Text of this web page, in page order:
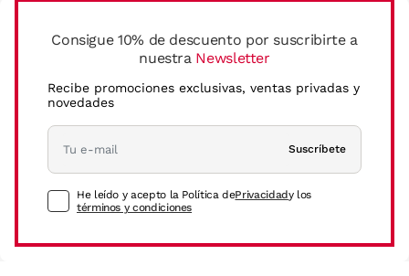
Consigue 10% de descuento por suscribirte a
nuestra Newsletter
Recibe promociones exclusivas, ventas privadas y
novedades
Suscríbete
He leído y acepto la Política dePrivacidady los
términos y condiciones